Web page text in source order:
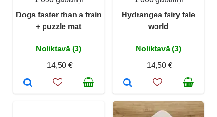
Dogs faster than a train
+ puzzle mat
Noliktavā (3)
14,50 €
Hydrangea fairy tale
world
Noliktavā (3)
14,50 €